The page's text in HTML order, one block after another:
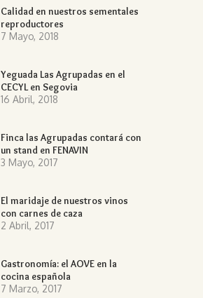
Calidad en nuestros sementales
reproductores
7 Mayo, 2018
Yeguada Las Agrupadas en el
CECYL en Segovia
16 Abril, 2018
Finca las Agrupadas contará con
un stand en FENAVIN
3 Mayo, 2017
El maridaje de nuestros vinos
con carnes de caza
2 Abril, 2017
Gastronomía: el AOVE en la
cocina española
7 Marzo, 2017